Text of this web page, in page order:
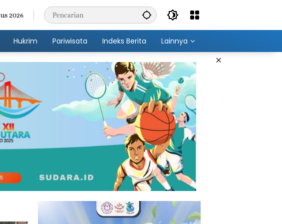
2026
Hukrim Pariwisata Indeks Berita Lainnya
×